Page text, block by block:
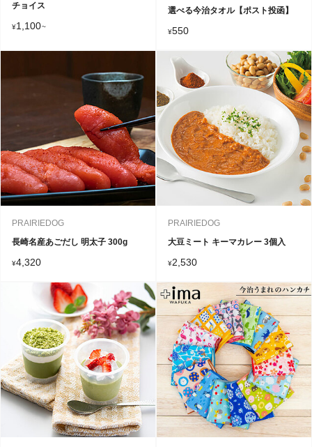
チョイス
¥1,100~
選べる今治タオル【ポスト投函】
¥550
PRAIRIEDOG
長崎名産あごだし 明太子 300g
¥4,320
PRAIRIEDOG
大豆ミート キーマカレー 3個入
¥2,530